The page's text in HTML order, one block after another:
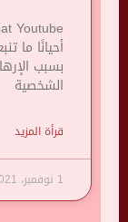
أحيانًا ما
بسبب
الشخصية
قرأة المزيد
1 نوفمبر، 2021